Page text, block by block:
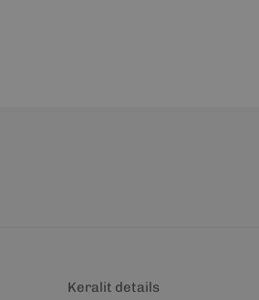
Keralit details